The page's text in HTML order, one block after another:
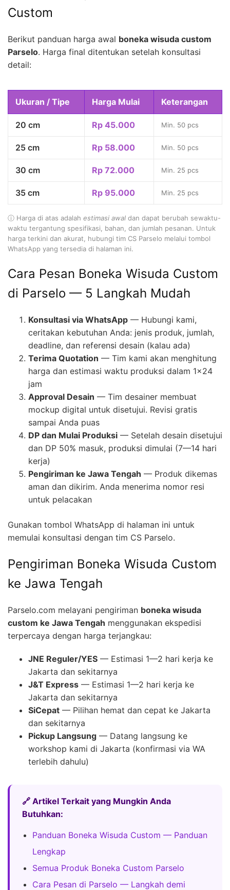
Custom
Berikut panduan harga awal boneka wisuda custom
Parselo. Harga final ditentukan setelah konsultasi
detail:
Ukuran / Tipe Harga Mulai Keterangan
20 cm Rp 45.000 Min. 50 pcs
25 cm Rp 58.000 Min. 50 pcs
30 cm Rp 72.000 Min. 25 pcs
35 cm Rp 95.000 Min. 25 pcs
ⓘ Harga di atas adalah estimasi awal dan dapat berubah sewaktu-
waktu tergantung spesifikasi, bahan, dan jumlah pesanan. Untuk
harga terkini dan akurat, hubungi tim CS Parselo melalui tombol
WhatsApp yang tersedia di halaman ini.
Cara Pesan Boneka Wisuda Custom
di Parselo — 5 Langkah Mudah
Konsultasi via WhatsApp — Hubungi kami,
ceritakan kebutuhan Anda: jenis produk, jumlah,
deadline, dan referensi desain (kalau ada)
Terima Quotation — Tim kami akan menghitung
harga dan estimasi waktu produksi dalam 1×24
jam
Approval Desain — Tim desainer membuat
mockup digital untuk disetujui. Revisi gratis
sampai Anda puas
DP dan Mulai Produksi — Setelah desain disetujui
dan DP 50% masuk, produksi dimulai (7—14 hari
kerja)
Pengiriman ke Jawa Tengah — Produk dikemas
aman dan dikirim. Anda menerima nomor resi
untuk pelacakan
Gunakan tombol WhatsApp di halaman ini untuk
memulai konsultasi dengan tim CS Parselo.
Pengiriman Boneka Wisuda Custom
ke Jawa Tengah
Parselo.com melayani pengiriman boneka wisuda
custom ke Jawa Tengah menggunakan ekspedisi
terpercaya dengan harga terjangkau:
JNE Reguler/YES — Estimasi 1—2 hari kerja ke
Jakarta dan sekitarnya
J&T Express — Estimasi 1—2 hari kerja ke
Jakarta dan sekitarnya
SiCepat — Pilihan hemat dan cepat ke Jakarta
dan sekitarnya
Pickup Langsung — Datang langsung ke
workshop kami di Jakarta (konfirmasi via WA
terlebih dahulu)
🔗 Artikel Terkait yang Mungkin Anda
Butuhkan:
Panduan Boneka Wisuda Custom — Panduan
Lengkap
Semua Produk Boneka Custom Parselo
Cara Pesan di Parselo — Langkah demi